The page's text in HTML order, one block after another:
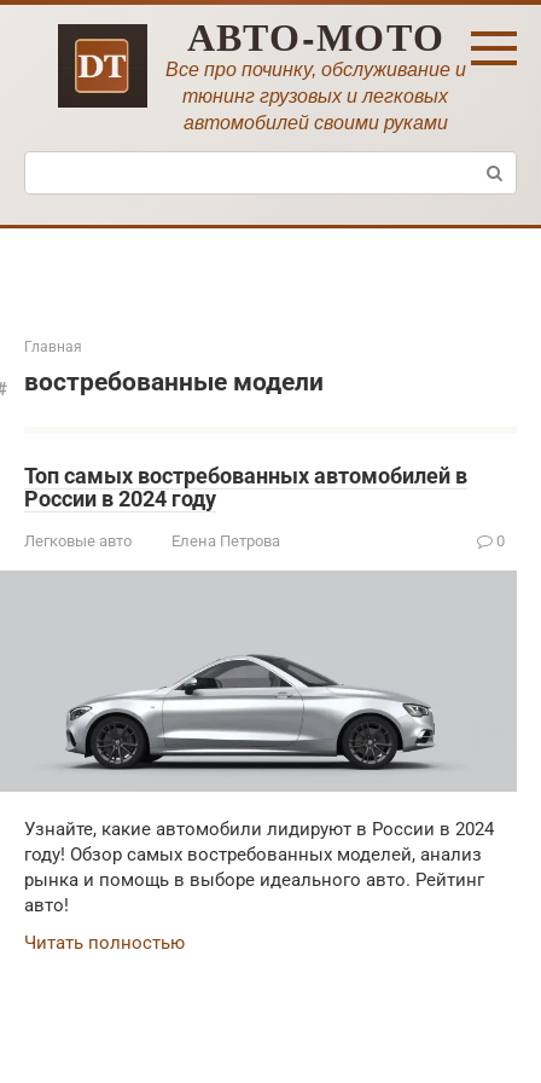
Перейти
АВТО-МОТО
Все про починку, обслуживание и
тюнинг грузовых и легковых
автомобилей своими руками
Поиск:
Главная
востребованные модели
Топ самых востребованных автомобилей в
России в 2024 году
Легковые авто Елена Петрова 0
Узнайте, какие автомобили лидируют в России в 2024
году! Обзор самых востребованных моделей, анализ
рынка и помощь в выборе идеального авто. Рейтинг
авто!
Читать полностью